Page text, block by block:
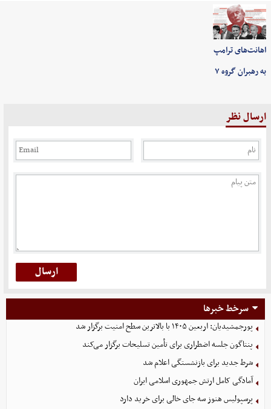
اهانت‌های ترامپ
به رهبران گروه ۷
ارسال نظر
سرخط خبرها
پورجمشیدیان: اربعین ۱۴۰۵ با بالاترین سطح امنیت برگزار شد
پنتاگون جلسه اضطراری برای تأمین تسلیحات برگزار می‌کند
شرط جدید برای بازنشستگی اعلام شد
آمادگی کامل ارتش جمهوری اسلامی ایران
پرسپولیس هنوز سه جای خالی برای خرید دارد